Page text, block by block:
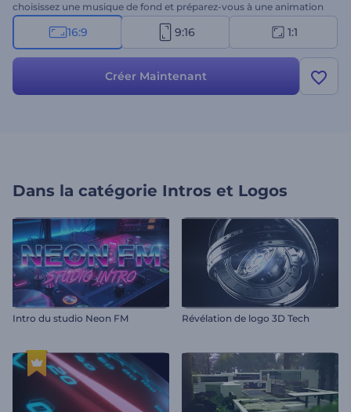
choisissez une musique de fond et préparez-vous à une animation
de logo de qualité professionnelle. Parfait pour les introductions de
services ou d'entreprises, les ouvertures de présentations
créatifs. Créez dès maintenant !
16:9 9:16 1:1
Créer Maintenant
Dans la catégorie Intros et Logos
Intro du studio Neon FM Révélation de logo 3D Tech